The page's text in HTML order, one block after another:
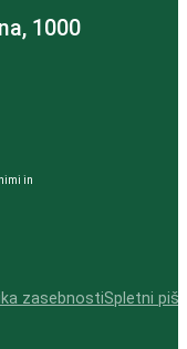
1000
in
zasebnostiSpletni